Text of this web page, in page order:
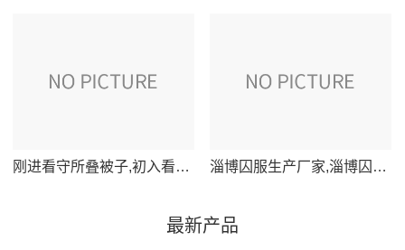
刚进看守所叠被子,初入看守所学习叠被子的第一课 淄博囚服生产厂家,淄博囚服制造商创新工艺提升生产效率
最新产品